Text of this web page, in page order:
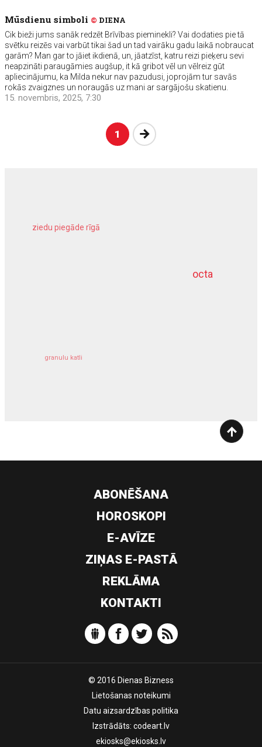
Mūsdienu simboli © DIENA
Cik bieži jums sanāk redzēt Brīvības pieminekli? Vai dodaties pie tā
svētku reizēs vai varbūt tikai šad un tad vairāku gadu laikā nobraucat
garām? Man gar to jāiet ikdienā, un, jāatzīst, katru reizi pieķeru sevi
neapzināti paraugāmies augšup, it kā gribot vēl un vēlreiz gūt
apliecinājumu, ka Milda nekur nav pazudusi, joprojām tur savās
rokās zvaigznes un noraugās uz mani ar sargājošu skatienu.
15. novembris, 2025, 7:30
1 Nākošā
octa
ziedu piegāde rīgā
granulu katli
dziļurbums
ABONĒŠANA
HOROSKOPI
E-AVĪZE
ZIŅAS E-PASTĀ
REKLĀMA
KONTAKTI
© 2016 Dienas Bizness
Lietošanas noteikumi
Datu aizsardzības politika
Izstrādāts: codeart.lv
ekiosks@ekiosks.lv